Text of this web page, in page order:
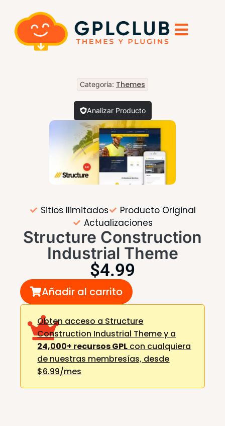
Categoría: Themes
Analizar Producto
Sitios Ilimitados
Producto Original
Actualizaciones
Structure Construction
Industrial Theme
$4.99
Añadir al carrito
Obten acceso a Structure
Construction Industrial Theme y a
24,000+ recursos GPL con cualquiera
de nuestras membresías, desde
$6.99/mes